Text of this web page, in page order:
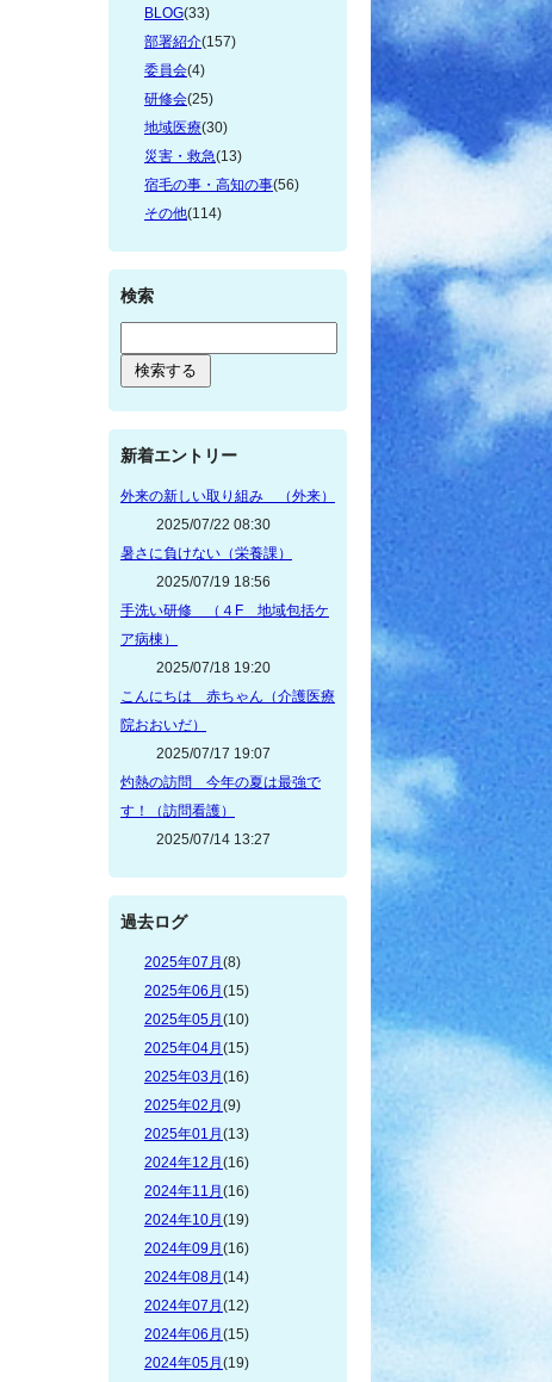
BLOG(33)
部署紹介(157)
委員会(4)
研修会(25)
地域医療(30)
災害・救急(13)
宿毛の事・高知の事(56)
その他(114)
検索
新着エントリー
外来の新しい取り組み （外来）
2025/07/22 08:30
暑さに負けない（栄養課）
2025/07/19 18:56
手洗い研修 （４F 地域包括ケ
ア病棟）
2025/07/18 19:20
こんにちは 赤ちゃん（介護医療
院おおいだ）
2025/07/17 19:07
灼熱の訪問 今年の夏は最強で
す！（訪問看護）
2025/07/14 13:27
過去ログ
2025年07月 (8)
2025年06月 (15)
2025年05月 (10)
2025年04月 (15)
2025年03月 (16)
2025年02月 (9)
2025年01月 (13)
2024年12月 (16)
2024年11月 (16)
2024年10月 (19)
2024年09月 (16)
2024年08月 (14)
2024年07月 (12)
2024年06月 (15)
2024年05月 (19)